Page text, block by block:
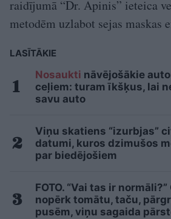
raidījumā “Dr. Apinis” ieteica
metodēm uzlabot sejas maskas
LASĪTĀKIE
Nosaukti nāvējošākie
ceļiem: turam īkšķus, lai
savu auto
Viņu skatiens “izurbjas”
datumi, kuros dzimušos
par biedējošiem
FOTO. “Vai tas ir
nopērk tomātu, taču,
pusēm, viņu sagaida